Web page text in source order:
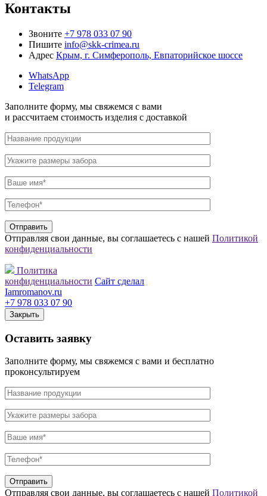
Контакты
Звоните +7 978 033 07 90
Пишите info@skk-crimea.ru
Адрес Крым, г. Симферополь, Евпаторийское шоссе
WhatsApp
Telegram
Заполните форму, мы свяжемся с вами
и рассчитаем стоимость изделия с доставкой
Отправляя свои данные, вы соглашаетесь с нашей Политикой
конфиденциальности
Политика
конфиденциальности Сайт сделал
Iamromanov.ru
+7 978 033 07 90
Закрыть
Оставить заявку
Заполните форму, мы свяжемся с вами и бесплатно
проконсультируем
Отправляя свои данные, вы соглашаетесь с нашей Политикой